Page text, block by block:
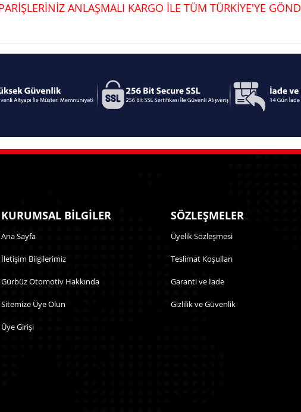
ANLAŞMALI KARGO İLE TÜM TÜRKİYE'YE
KURUMSAL BİLGİLER
Ana Sayfa
İletişim Bilgilerimiz
Gürbüz Otomotiv Hakkında
Sitemize Üye Olun
Üye Girişi
SÖZLEŞMELER
Üyelik Sözleşmesi
Teslimat Koşulları
Garanti ve İade
Gizlilik ve Güvenlik